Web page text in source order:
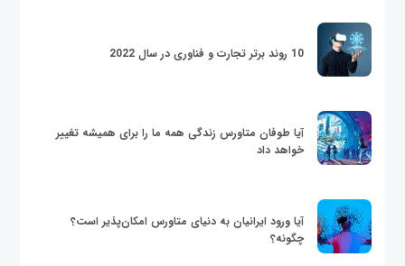
10 روند برتر تجارت و فناوری در سال 2022
آیا طوفان متاورس زندگی همه ما را برای همیشه تغییر
خواهد داد
آیا ورود ایرانیان به دنیای متاورس امکان‌پذیر است؟
چگونه؟